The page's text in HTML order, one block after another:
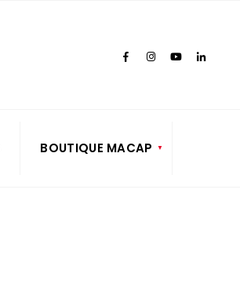
BOUTIQUE MACAP